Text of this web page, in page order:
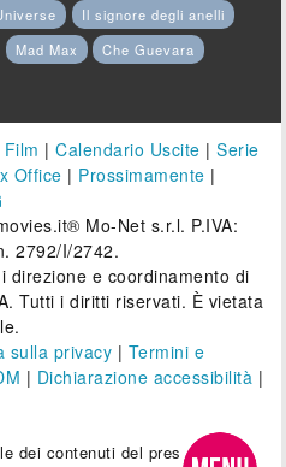
Il signore degli anelli
Mad Max
Che Guevara
Film |Calendario Uscite |Serie
Office | Prossimamente |
Mo-Net s.r.l. P.IVA:
2792/I/2742.
direzione e coordinamento di
Tutti i diritti riservati. È vietata
sulla privacy | Termini e
| Dichiarazione accessibilità |
dei contenuti del presente sito